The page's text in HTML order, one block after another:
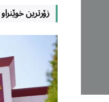
زۆرترین خوێنراو